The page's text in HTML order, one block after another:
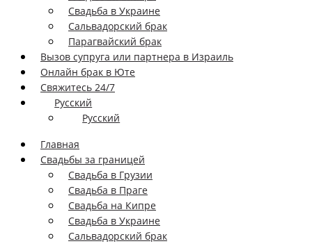
Свадьба в Украине
Сальвадорский брак
Парагвайский брак
Вызов супруга или партнера в Израиль
Онлайн брак в Юте
Свяжитесь 24/7
Русский
Русский
Главная
Свадьбы за границей
Свадьба в Грузии
Свадьба в Праге
Свадьба на Кипре
Свадьба в Украине
Сальвадорский брак